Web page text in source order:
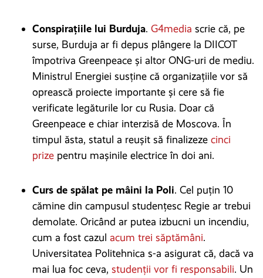
Conspirațiile lui Burduja. G4media scrie că, pe
surse, Burduja ar fi depus plângere la DIICOT
împotriva Greenpeace și altor ONG-uri de mediu.
Ministrul Energiei susține că organizațiile vor să
oprească proiecte importante și cere să fie
verificate legăturile lor cu Rusia. Doar că
Greenpeace e chiar interzisă de Moscova. În
timpul ăsta, statul a reușit să finalizeze cinci
prize pentru mașinile electrice în doi ani.
Curs de spălat pe mâini la Poli. Cel puțin 10
cămine din campusul studențesc Regie ar trebui
demolate. Oricând ar putea izbucni un incendiu,
cum a fost cazul acum trei săptămâni.
Universitatea Politehnica s-a asigurat că, dacă va
mai lua foc ceva, studenții vor fi responsabili. Un